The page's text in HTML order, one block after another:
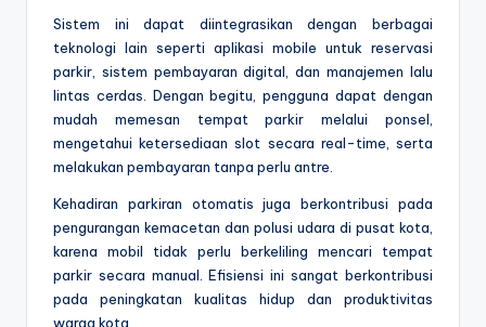
Sistem ini dapat diintegrasikan dengan berbagai
teknologi lain seperti aplikasi mobile untuk reservasi
parkir, sistem pembayaran digital, dan manajemen lalu
lintas cerdas. Dengan begitu, pengguna dapat dengan
mudah memesan tempat parkir melalui ponsel,
mengetahui ketersediaan slot secara real-time, serta
melakukan pembayaran tanpa perlu antre.
Kehadiran parkiran otomatis juga berkontribusi pada
pengurangan kemacetan dan polusi udara di pusat kota,
karena mobil tidak perlu berkeliling mencari tempat
parkir secara manual. Efisiensi ini sangat berkontribusi
pada peningkatan kualitas hidup dan produktivitas
warga kota.